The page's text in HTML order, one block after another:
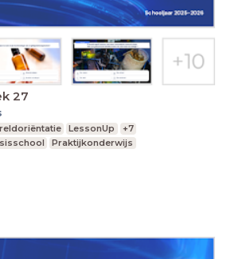
27
LessonUp
+7
Praktijkonderwijs